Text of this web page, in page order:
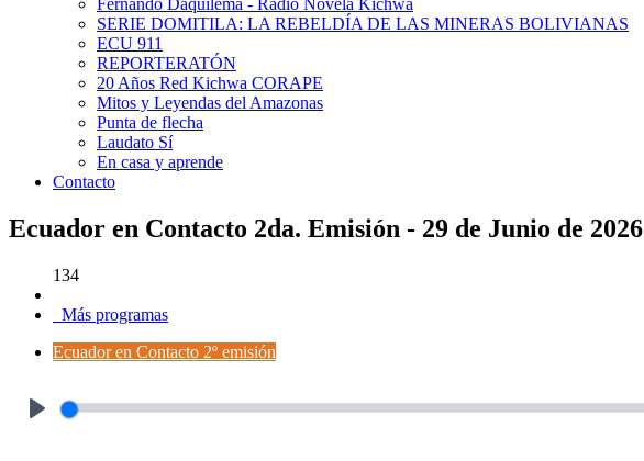
Fernando Daquilema - Radio Novela Kichwa
SERIE DOMITILA: LA REBELDÍA DE LAS MINERAS BOLIVIANAS
ECU 911
REPORTERATÓN
20 Años Red Kichwa CORAPE
Mitos y Leyendas del Amazonas
Punta de flecha
Laudato Sí
En casa y aprende
Contacto
Ecuador en Contacto 2da. Emisión - 29 de Junio de 2026
134
Más programas
Ecuador en Contacto 2º emisión